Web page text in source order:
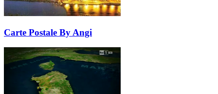
Carte Postale By Angi